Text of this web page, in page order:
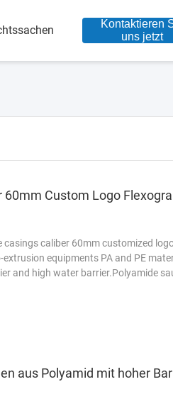
Kontaktieren
uns jetzt
Custom Logo
caliber 60mm customized
equipments PA and PE
and high water barrier.Polyamide
aus Polyamid mit hoher